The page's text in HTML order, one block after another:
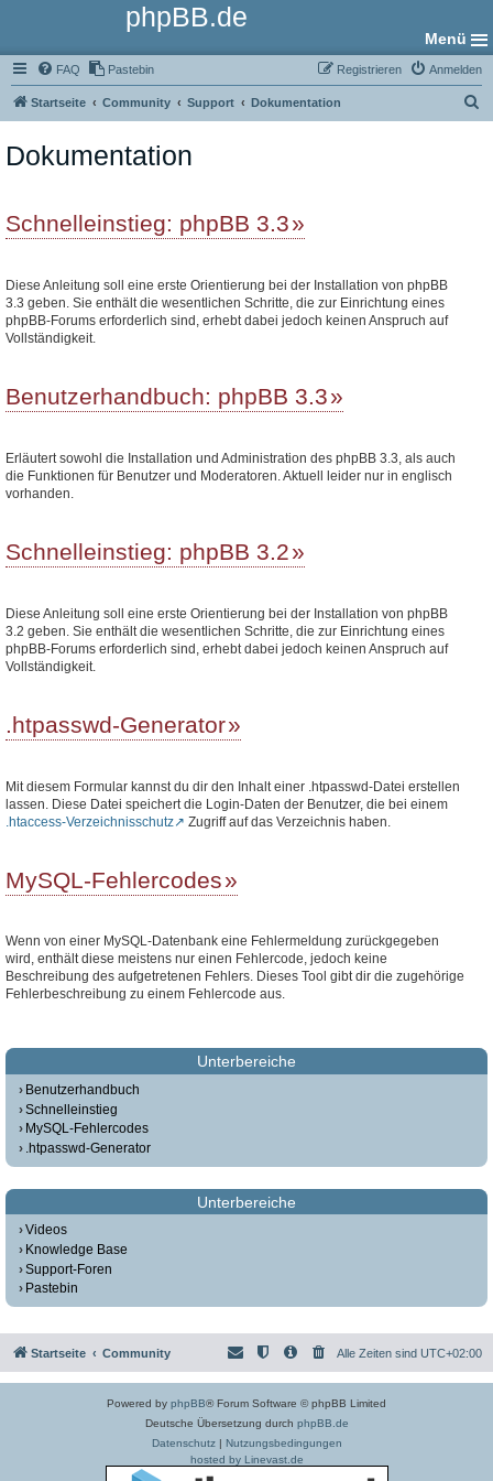
phpBB.de
Menü
FAQ Pastebin Anmelden
Registrieren
Startseite Community Support Dokumentation
Dokumentation
Schnelleinstieg: phpBB 3.3
Diese Anleitung soll eine erste Orientierung bei der Installation von phpBB
3.3 geben. Sie enthält die wesentlichen Schritte, die zur Einrichtung eines
phpBB-Forums erforderlich sind, erhebt dabei jedoch keinen Anspruch auf
Vollständigkeit.
Benutzerhandbuch: phpBB 3.3
Erläutert sowohl die Installation und Administration des phpBB 3.3, als auch
die Funktionen für Benutzer und Moderatoren. Aktuell leider nur in englisch
vorhanden.
Schnelleinstieg: phpBB 3.2
Diese Anleitung soll eine erste Orientierung bei der Installation von phpBB
3.2 geben. Sie enthält die wesentlichen Schritte, die zur Einrichtung eines
phpBB-Forums erforderlich sind, erhebt dabei jedoch keinen Anspruch auf
Vollständigkeit.
.htpasswd-Generator
Mit diesem Formular kannst du dir den Inhalt einer .htpasswd-Datei erstellen
lassen. Diese Datei speichert die Login-Daten der Benutzer, die bei einem
.htaccess-Verzeichnisschutz
Zugriff auf das Verzeichnis haben.
MySQL-Fehlercodes
Wenn von einer MySQL-Datenbank eine Fehlermeldung zurückgegeben
wird, enthält diese meistens nur einen Fehlercode, jedoch keine
Beschreibung des aufgetretenen Fehlers. Dieses Tool gibt dir die zugehörige
Fehlerbeschreibung zu einem Fehlercode aus.
Unterbereiche
Benutzerhandbuch
Schnelleinstieg
MySQL-Fehlercodes
.htpasswd-Generator
Unterbereiche
Videos
Knowledge Base
Support-Foren
Pastebin
Startseite Community Alle Zeiten sind UTC+02:00
Powered by phpBB® Forum Software © phpBB Limited
Deutsche Übersetzung durch phpBB.de
Datenschutz| Nutzungsbedingungen
hosted by Linevast.de